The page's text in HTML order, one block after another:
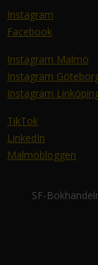
Instagram
Facebook
Instagram Malmö
Instagram
Instagram
TikTok
LinkedIn
Malmöbloggen
SF-